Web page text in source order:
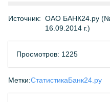
Источник: ОАО БАНК24.ру (№
16.09.2014 г.)
Просмотров: 1225
Метки:СтатистикаБанк24.ру